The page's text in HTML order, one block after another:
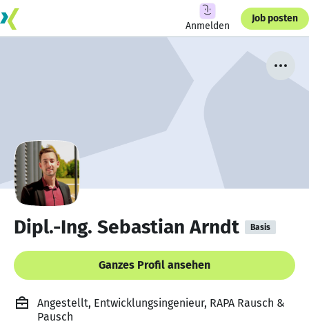
Anmelden
Job posten
Dipl.-Ing. Sebastian Arndt Basis
Ganzes Profil ansehen
Angestellt, Entwicklungsingenieur, RAPA Rausch &
Pausch